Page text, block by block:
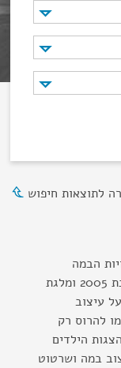
לתוצאות חיפוש
הבמה
בסמינר הקיבוצים. זוכה מלגת שטרנפלד לשנת 2005 ומלגת
על עיצוב
"זה כמו להרוס רק
הילדים
במה ושרטוט